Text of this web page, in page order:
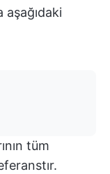
aşağıdaki
tüm